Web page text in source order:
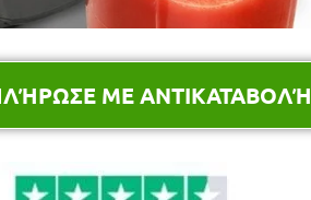
ΜΕ ΑΝΤΙΚΑΤΑΒΟΛΉ